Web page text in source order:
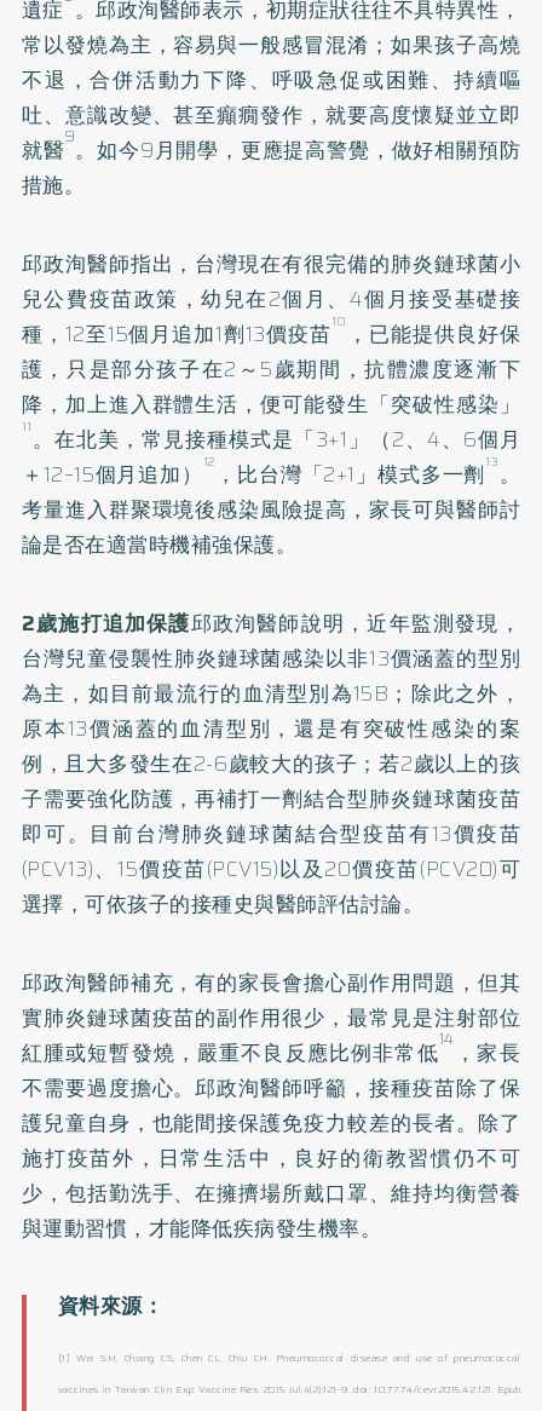
遺症 。邱政洵醫師表示，初期症狀往往不具特異性，
常以發燒為主，容易與一般感冒混淆；如果孩子高燒
不退，合併活動力下降、呼吸急促或困難、持續嘔
吐、意識改變、甚至癲癇發作，就要高度懷疑並立即
就醫9。如今9月開學，更應提高警覺，做好相關預防
措施。
邱政洵醫師指出，台灣現在有很完備的肺炎鏈球菌小
兒公費疫苗政策，幼兒在2個月、4個月接受基礎接
種，12至15個月追加1劑13價疫苗10 ，已能提供良好保
護，只是部分孩子在2～5歲期間，抗體濃度逐漸下
降，加上進入群體生活，便可能發生「突破性感染」
11 。在北美，常見接種模式是「3+1」（2、4、6個月
＋12–15個月追加）
12 ，比台灣「2+1」模式多一劑 13 。
考量進入群聚環境後感染風險提高，家長可與醫師討
論是否在適當時機補強保護。
2歲施打追加保護邱政洵醫師說明，近年監測發現，
台灣兒童侵襲性肺炎鏈球菌感染以非13價涵蓋的型別
為主，如目前最流行的血清型別為15B；除此之外，
原本13價涵蓋的血清型別，還是有突破性感染的案
例，且大多發生在2-6歲較大的孩子；若2歲以上的孩
子需要強化防護，再補打一劑結合型肺炎鏈球菌疫苗
即可。目前台灣肺炎鏈球菌結合型疫苗有13價疫苗
(PCV13)、15價疫苗(PCV15)以及20價疫苗(PCV20)可
選擇，可依孩子的接種史與醫師評估討論。
邱政洵醫師補充，有的家長會擔心副作用問題，但其
實肺炎鏈球菌疫苗的副作用很少，最常見是注射部位
紅腫或短暫發燒，嚴重不良反應比例非常低14 ，家長
不需要過度擔心。邱政洵醫師呼籲，接種疫苗除了保
護兒童自身，也能間接保護免疫力較差的長者。除了
施打疫苗外，日常生活中，良好的衛教習慣仍不可
少，包括勤洗手、在擁擠場所戴口罩、維持均衡營養
與運動習慣，才能降低疾病發生機率。
[1] Wei SH, Chiang CS, Chen CL, Chiu CH. Pneumococcal disease and use of pneumococcal
vaccines in Taiwan. Clin Exp Vaccine Res. 2015 Jul;4(2):121-9. doi: 10.7774/cevr.2015.4.2.121. Epub